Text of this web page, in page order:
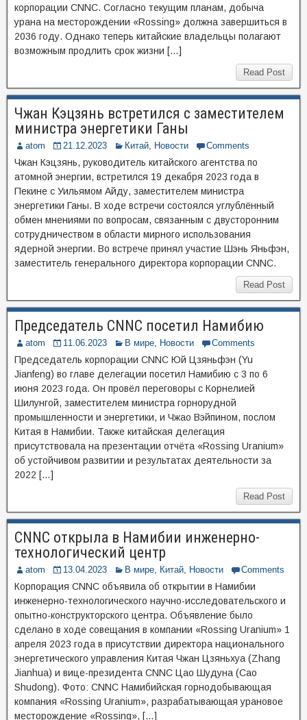
корпорации CNNC. Согласно текущим планам, добыча
урана на месторождении «Rossing» должна завершиться в
2036 году. Однако теперь китайские владельцы полагают
возможным продлить срок жизни […]
Read Post
Чжан Кэцзянь встретился с заместителем
министра энергетики Ганы
atom 21.12.2023 Китай, Новости Comments
Чжан Кэцзянь, руководитель китайского агентства по
атомной энергии, встретился 19 декабря 2023 года в
Пекине с Уильямом Айду, заместителем министра
энергетики Ганы. В ходе встречи состоялся углублённый
обмен мнениями по вопросам, связанным с двусторонним
сотрудничеством в области мирного использования
ядерной энергии. Во встрече принял участие Шэнь Яньфэн,
заместитель генерального директора корпорации CNNC.
Read Post
Председатель CNNC посетил Намибию
atom 11.06.2023 В мире, Новости Comments
Председатель корпорации CNNC Юй Цзяньфэн (Yu
Jianfeng) во главе делегации посетил Намибию с 3 по 6
июня 2023 года. Он провёл переговоры с Корнелией
Шилунгой, заместителем министра горнорудной
промышленности и энергетики, и Чжао Вэйпином, послом
Китая в Намибии. Также китайская делегация
присутствовала на презентации отчёта «Rossing Uranium»
об устойчивом развитии и результатах деятельности за
2022 […]
Read Post
CNNC открыла в Намибии инженерно-
технологический центр
atom 13.04.2023 В мире, Китай, Новости Comments
Корпорация CNNC объявила об открытии в Намибии
инженерно-технологического научно-исследовательского и
опытно-конструкторского центра. Объявление было
сделано в ходе совещания в компании «Rossing Uranium» 1
апреля 2023 года в присутствии директора национального
энергетического управления Китая Чжан Цзяньхуа (Zhang
Jianhua) и вице-президента CNNC Цао Шудуна (Cao
Shudong). Фото: CNNC Намибийская горнодобывающая
компания «Rossing Uranium», разрабатывающая урановое
месторождение «Rossing», […]